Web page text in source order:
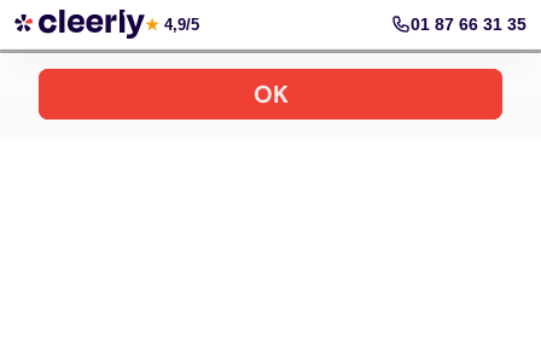
Votre simulation gratuite et personnalisée
★ 4,9/5 01 87 66 31 35